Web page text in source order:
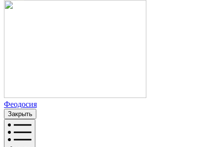
Феодосия
Закрыть